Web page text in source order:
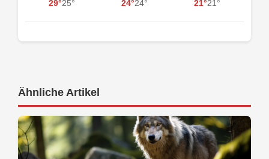
29°25° 24°24° 21°21°
Ähnliche Artikel